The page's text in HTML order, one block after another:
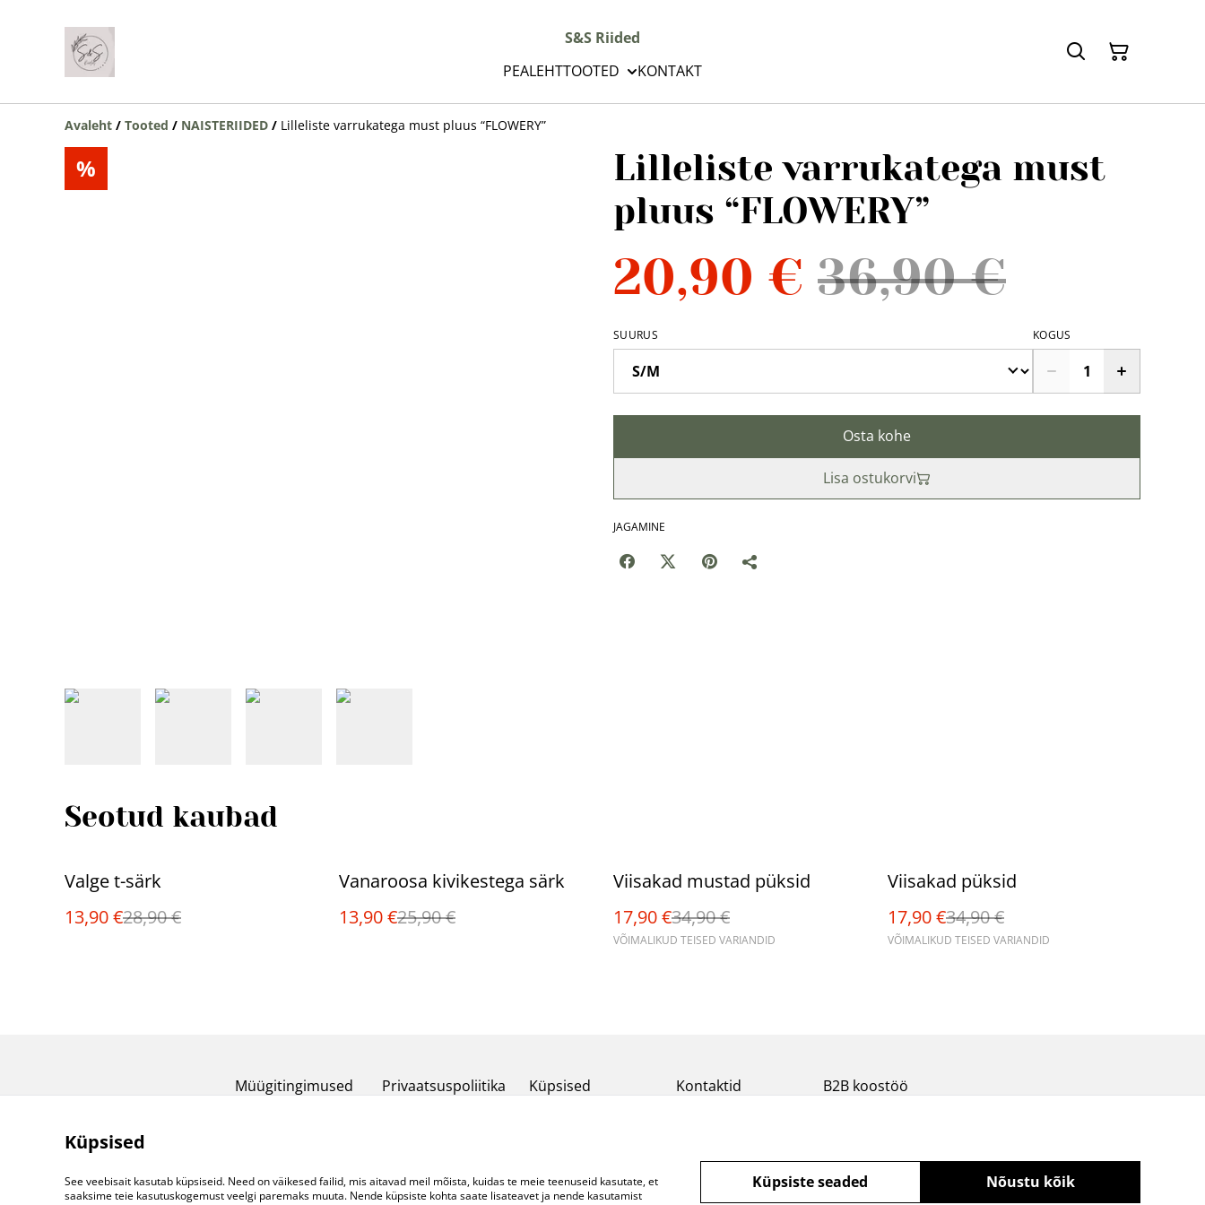
S&S Riided
PEALEHTTOOTED KONTAKT
Avaleht / Tooted / NAISTERIIDED / Lilleliste varrukatega must pluus “FLOWERY”
%
Lilleliste varrukatega must
pluus “FLOWERY”
20,90 € 36,90 €
SUURUS KOGUS
Osta kohe
Lisa ostukorvi
JAGAMINE
Seotud kaubad
%
Valge t-särk
13,90 €28,90 €
%
Vanaroosa kivikestega särk
13,90 €25,90 €
%
Viisakad mustad püksid
17,90 €34,90 €
VÕIMALIKUD TEISED VARIANDID
%
Viisakad püksid
17,90 €34,90 €
VÕIMALIKUD TEISED VARIANDID
Müügitingimused Privaatsuspoliitika Küpsised Kontaktid B2B koostöö
Küpsised
See veebisait kasutab küpsiseid. Need on väikesed failid, mis aitavad meil mõista, kuidas te meie teenuseid kasutate, et
saaksime teie kasutuskogemust veelgi paremaks muuta. Nende küpsiste kohta saate lisateavet ja nende kasutamist
Nõustu kõik
Küpsiste seaded